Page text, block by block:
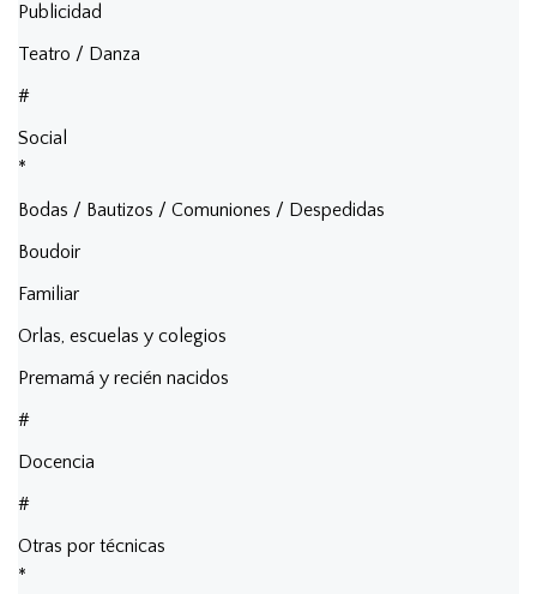
Publicidad
Teatro / Danza
#
Social
*
Bodas / Bautizos / Comuniones / Despedidas
Boudoir
Familiar
Orlas, escuelas y colegios
Premamá y recién nacidos
#
Docencia
#
Otras por técnicas
*